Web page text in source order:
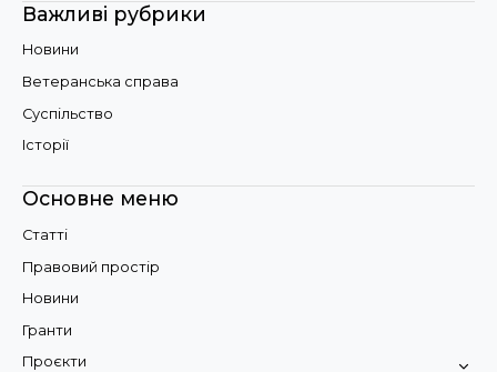
Важливі рубрики
Новини
Ветеранська справа
Суспільство
Історії
Основне меню
Статті
Правовий простір
Новини
Гранти
Проєкти